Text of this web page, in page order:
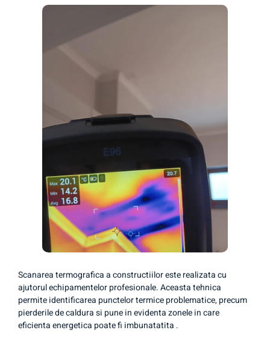
Scanarea termografica a constructiilor este realizata cu
ajutorul echipamentelor profesionale. Aceasta tehnica
permite identificarea punctelor termice problematice, precum
pierderile de caldura si pune in evidenta zonele in care
eficienta energetica poate fi imbunatatita .